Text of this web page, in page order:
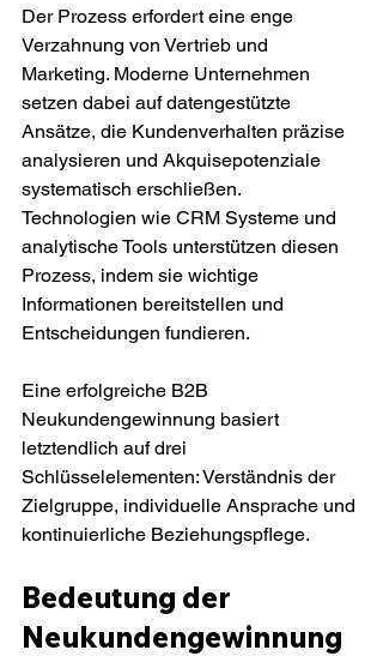
Der Prozess erfordert eine enge
Verzahnung von Vertrieb und
Marketing. Moderne Unternehmen
setzen dabei auf datengestützte
Ansätze, die Kundenverhalten präzise
analysieren und Akquisepotenziale
systematisch erschließen.
Technologien wie CRM Systeme und
analytische Tools unterstützen diesen
Prozess, indem sie wichtige
Informationen bereitstellen und
Entscheidungen fundieren.
Eine erfolgreiche B2B
Neukundengewinnung basiert
letztendlich auf drei
Schlüsselelementen: Verständnis der
Zielgruppe, individuelle Ansprache und
kontinuierliche Beziehungspflege.
Bedeutung der
Neukundengewinnung